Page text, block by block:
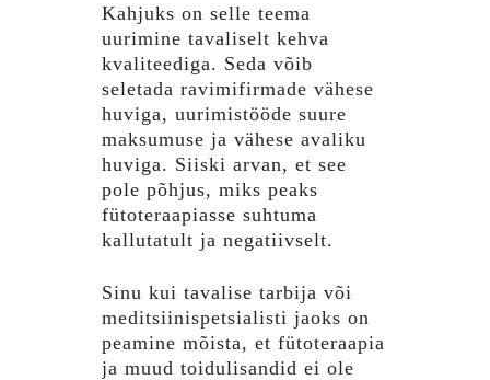
Kahjuks on selle teema
uurimine tavaliselt kehva
kvaliteediga. Seda võib
seletada ravimifirmade vähese
huviga, uurimistööde suure
maksumuse ja vähese avaliku
huviga. Siiski arvan, et see
pole põhjus, miks peaks
fütoteraapiasse suhtuma
kallutatult ja negatiivselt.
Sinu kui tavalise tarbija või
meditsiinispetsialisti jaoks on
peamine mõista, et fütoteraapia
ja muud toidulisandid ei ole